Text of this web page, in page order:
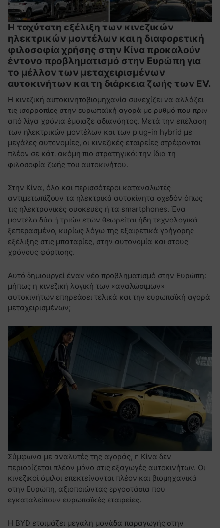
Η ταχύτατη εξέλιξη των κινεζικών
ηλεκτρικών μοντέλων και η διαφορετική
φιλοσοφία χρήσης στην Κίνα προκαλούν
έντονο προβληματισμό στην Ευρώπη για
το μέλλον των μεταχειρισμένων
αυτοκινήτων και τη διάρκεια ζωής των EV.
Η κινεζική αυτοκινητοβιομηχανία συνεχίζει να αλλάζει
τις ισορροπίες στην ευρωπαϊκή αγορά με ρυθμό που πριν
από λίγα χρόνια έμοιαζε αδιανόητος. Μετά την επέλαση
των ηλεκτρικών μοντέλων και των plug-in hybrid με
μεγάλες αυτονομίες, οι κινεζικές εταιρείες στρέφονται
πλέον σε κάτι ακόμη πιο στρατηγικό: την ίδια τη
φιλοσοφία ζωής του αυτοκινήτου.
Στην Κίνα, όλο και περισσότεροι καταναλωτές
αντιμετωπίζουν τα ηλεκτρικά αυτοκίνητα σχεδόν όπως
τις ηλεκτρονικές συσκευές ή τα smartphones. Ένα
μοντέλο δύο ή τριών ετών θεωρείται ήδη τεχνολογικά
ξεπερασμένο, κυρίως λόγω της εξαιρετικά γρήγορης
εξέλιξης στις μπαταρίες, στην αυτονομία και στους
χρόνους φόρτισης.
Αυτό δημιουργεί έναν νέο προβληματισμό στην Ευρώπη:
μήπως η κινεζική λογική των «αναλώσιμων»
αυτοκινήτων επηρεάσει τελικά και την ευρωπαϊκή αγορά
μεταχειρισμένων;
Σύμφωνα με αναλυτές της αγοράς, η Κίνα δεν
περιορίζεται πλέον μόνο στις εξαγωγές αυτοκινήτων. Οι
κινεζικοί όμιλοι επεκτείνονται πλέον και βιομηχανικά
στην Ευρώπη, αξιοποιώντας εργοστάσια που
εγκαταλείπουν ευρωπαϊκές εταιρείες.
Η BYD ετοιμάζει μεγάλη μονάδα παραγωγής στην